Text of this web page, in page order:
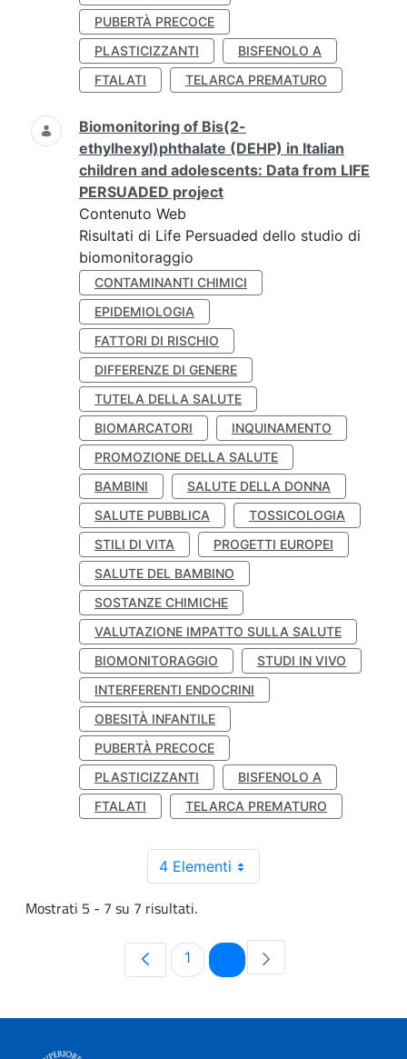
PUBERTÀ PRECOCE
PLASTICIZZANTI
BISFENOLO A
FTALATI
TELARCA PREMATURO
Biomonitoring of Bis(2-
ethylhexyl)phthalate (DEHP) in Italian
children and adolescents: Data from LIFE
PERSUADED project
Contenuto Web
Risultati di Life Persuaded dello studio di
biomonitoraggio
CONTAMINANTI CHIMICI
EPIDEMIOLOGIA
FATTORI DI RISCHIO
DIFFERENZE DI GENERE
TUTELA DELLA SALUTE
BIOMARCATORI
INQUINAMENTO
PROMOZIONE DELLA SALUTE
BAMBINI
SALUTE DELLA DONNA
SALUTE PUBBLICA
TOSSICOLOGIA
STILI DI VITA
PROGETTI EUROPEI
SALUTE DEL BAMBINO
SOSTANZE CHIMICHE
VALUTAZIONE IMPATTO SULLA SALUTE
BIOMONITORAGGIO
STUDI IN VIVO
INTERFERENTI ENDOCRINI
OBESITÀ INFANTILE
PUBERTÀ PRECOCE
PLASTICIZZANTI
BISFENOLO A
FTALATI
TELARCA PREMATURO
4 Elementi
Mostrati 5 - 7 su 7 risultati.
Pagina
1 Pagina